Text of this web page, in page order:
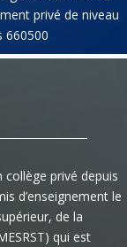
privé de niveau
660500
privé depuis
d’enseignement le
de la
qui est